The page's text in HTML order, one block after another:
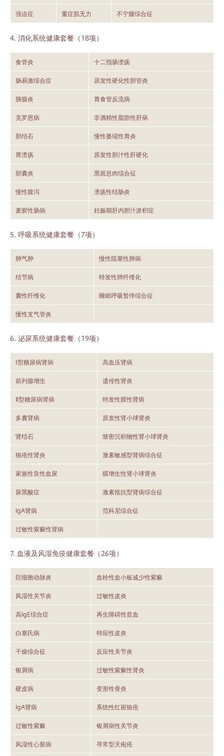
强迫症 重症肌无力 不宁腿综合征
4. 消化系统健康套餐（18项）
食管炎 十二指肠溃疡
肠易激综合症 原发性硬化性胆管炎
胰腺炎 胃食管反流病
克罗恩病 非酒精性脂肪性肝病
胆结石 慢性萎缩性胃炎
胃溃疡 原发性胆汁性肝硬化
胆囊炎 黑斑息肉综合征
慢性腹泻 溃疡性结肠炎
麦胶性肠病 妊娠期肝内胆汁淤积症
5. 呼吸系统健康套餐（7项）
肺气肿 慢性阻塞性肺病
结节病 特发性肺纤维化
囊性纤维化 睡眠呼吸暂停综合征
慢性支气管炎
6. 泌尿系统健康套餐（19项）
Ⅰ型糖尿病肾病 高血压肾病
前列腺增生 遗传性肾炎
Ⅱ型糖尿病肾病 特发性膜性肾病
多囊肾病 原发性肾小球肾炎
肾结石 致密沉积物性肾小球肾炎
狼疮性肾炎 激素敏感型肾病综合征
家族性良性血尿 膜增生性肾小球肾炎
尿黑酸症 激素抵抗型肾病综合征
IgA肾病 范科尼综合征
过敏性紫癜性肾病
7. 血液及风湿免疫健康套餐（26项）
巨细胞动脉炎 血栓性血小板减少性紫癜
风湿性关节炎 过敏性皮炎
高IgE综合症 再生障碍性贫血
白塞氏病 特应性皮炎
干燥综合征 反应性关节炎
银屑病 过敏性紫癜性肾炎
硬皮病 变形性骨炎
IgA肾病 系统性红斑狼疮
过敏性紫癜 银屑病性关节炎
风湿性心脏病 寻常型天疱疮